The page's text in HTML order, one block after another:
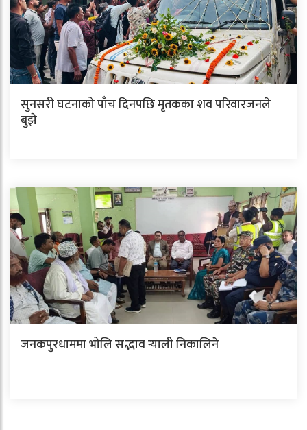
सुनसरी घटनाको पाँच दिनपछि मृतकका शव परिवारजनले
बुझे
जनकपुरधाममा भोलि सद्भाव र्‍याली निकालिने